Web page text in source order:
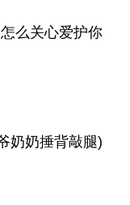
么关心爱护你
奶奶捶背敲腿)